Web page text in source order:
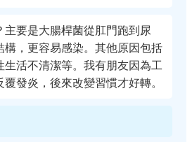
主要是大腸桿菌從肛門跑到尿
構，更容易感染。其他原因包括
生活不清潔等。我有朋友因為工
發炎，後來改變習慣才好轉。